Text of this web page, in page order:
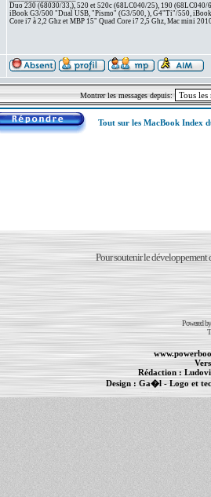
Duo 230 (68030/33,), 520 et 520c (68LC040/25), 190 (68LC040/
iBook G3/500 "Dual USB, "Pismo" (G3/500, ), G4"Ti"/550,
Core i7 à 2,2 Ghz et MBP 15" Quad Core i7 2,5 Ghz, Mac mini
Montrer les messages depuis:
Tout sur les MacBook Index
Pour soutenir le développement
Powered
Rédaction :
Design : Ga�l- Logo et
Informations : PowerBook -